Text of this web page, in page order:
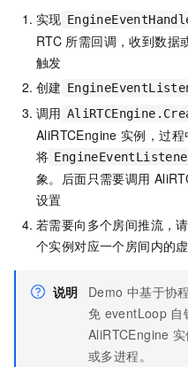
实现
RTC 所需回调，收到数据
触发
创建
调用
AliRTCEngine 实例，过程
将
象。后面只需要调用
设置
若需要向多个房间推流，
个实例对应一个房间内的
说明 Demo 中基于协
免 eventLoop 自
AliRTCEngine
或多进程。